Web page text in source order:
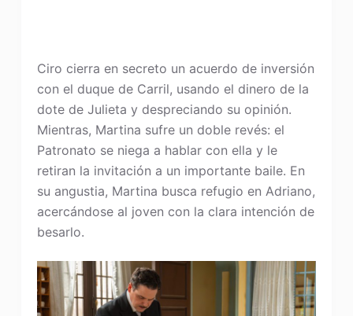
Ciro cierra en secreto un acuerdo de inversión
con el duque de Carril, usando el dinero de la
dote de Julieta y despreciando su opinión.
Mientras, Martina sufre un doble revés: el
Patronato se niega a hablar con ella y le
retiran la invitación a un importante baile. En
su angustia, Martina busca refugio en Adriano,
acercándose al joven con la clara intención de
besarlo.